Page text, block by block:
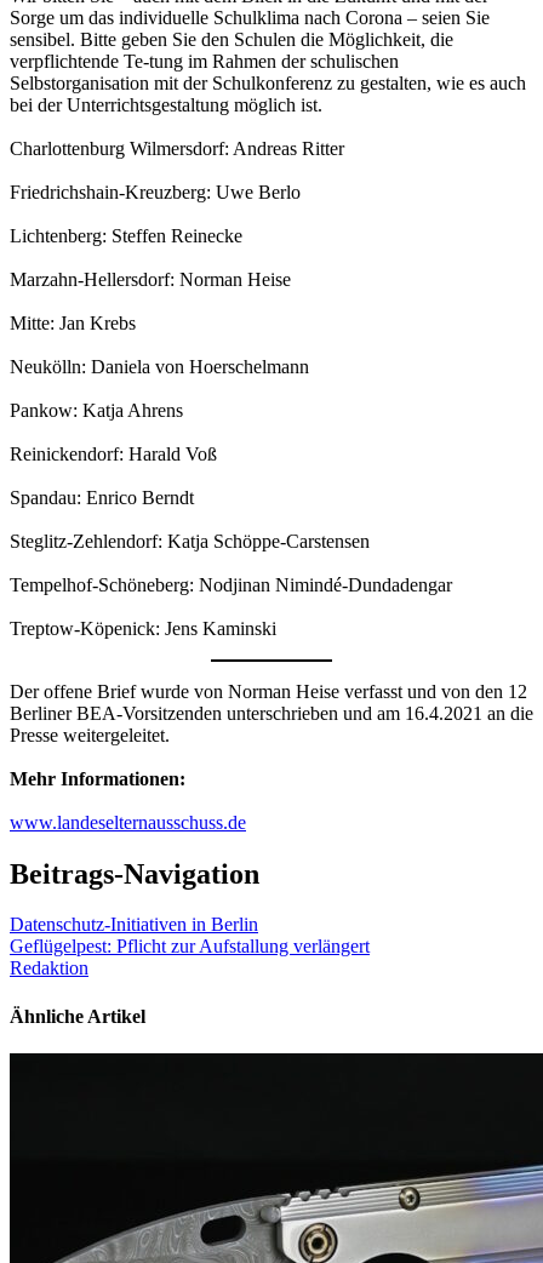
Sorge um das individuelle Schulklima nach Corona – seien Sie
sensibel. Bitte geben Sie den Schulen die Möglichkeit, die
verpflichtende Te-tung im Rahmen der schulischen
Selbstorganisation mit der Schulkonferenz zu gestalten, wie es auch
bei der Unterrichtsgestaltung möglich ist.
Charlottenburg Wilmersdorf: Andreas Ritter
Friedrichshain-Kreuzberg: Uwe Berlo
Lichtenberg: Steffen Reinecke
Marzahn-Hellersdorf: Norman Heise
Mitte: Jan Krebs
Neukölln: Daniela von Hoerschelmann
Pankow: Katja Ahrens
Reinickendorf: Harald Voß
Spandau: Enrico Berndt
Steglitz-Zehlendorf: Katja Schöppe-Carstensen
Tempelhof-Schöneberg: Nodjinan Nimindé-Dundadengar
Treptow-Köpenick: Jens Kaminski
Der offene Brief wurde von Norman Heise verfasst und von den 12
Berliner BEA-Vorsitzenden unterschrieben und am 16.4.2021 an die
Presse weitergeleitet.
Mehr Informationen:
www.landeselternausschuss.de
Beitrags-Navigation
Datenschutz-Initiativen in Berlin
Geflügelpest: Pflicht zur Aufstallung verlängert
Redaktion
Ähnliche Artikel